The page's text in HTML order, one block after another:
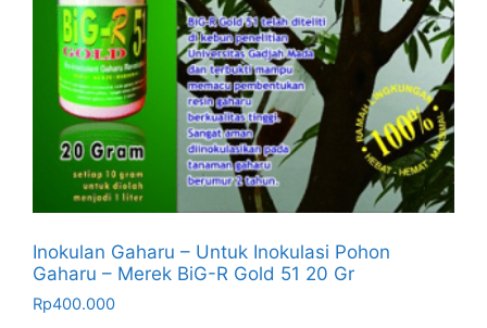
Inokulan Gaharu – Untuk Inokulasi Pohon
Gaharu – Merek BiG-R Gold 51 20 Gr
Rp400.000